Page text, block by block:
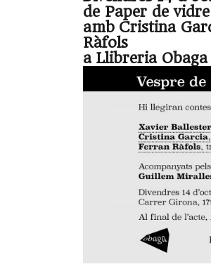
de Paper de vidre
amb Cristina
Ràfols
a Llibreria Obaga